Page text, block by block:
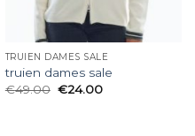
TRUIEN DAMES SALE
truien dames sale
€49.00 €24.00